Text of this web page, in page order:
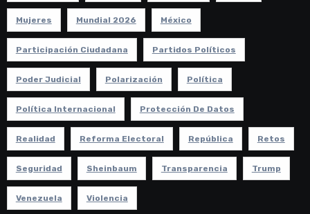
Mujeres Mundial 2026 México
Participación Ciudadana Partidos Políticos
Poder Judicial Polarización Política
Política Internacional Protección De Datos
Realidad Reforma Electoral República Retos
Seguridad Sheinbaum Transparencia Trump
Venezuela Violencia